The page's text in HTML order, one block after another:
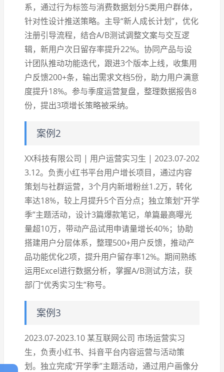
系，通过行为标签与消费数据划分5类用户群体，
针对性设计推送策略。主导“新人成长计划”，优化
注册引导流程，结合A/B测试调整文案与交互逻
辑，新用户次日留存率提升22%。协同产品与设
计团队推动功能迭代，跟进3个版本上线，收集用
户反馈200+条，输出需求文档5份，助力用户满意
度提升18%。参与季度运营复盘，整理数据报告8
份，提出3项增长策略被采纳。
案例2
XX科技有限公司 | 用户运营实习生 | 2023.07-202
3.12。负责小红书平台用户增长项目，通过内容
策划与社群运营，3个月内新增粉丝1.2万，转化
率达18%，较上月提升5个百分点；独立策划“开学
季”主题活动，设计3篇爆款笔记，单篇最高曝光
量超10万，带动产品试用申请量增长40%；协助
搭建用户分层体系，整理500+用户反馈，推动产
品功能优化2项，提升用户留存率12%。期间熟练
运用Excel进行数据分析，掌握A/B测试方法，获
部门“优秀实习生”称号。
案例3
2023.07-2023.10 某互联网公司 市场运营实习
生，负责小红书、抖音平台内容运营与活动策
划。独立完成“开学季”主题活动，通过用户画像分